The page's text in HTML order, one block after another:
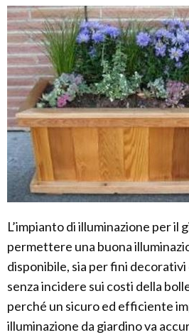
L’impianto di illuminazione per il
permettere una buona
disponibile, sia per fini decorativi
senza incidere sui costi della
perché un sicuro ed efficiente
illuminazione da giardino va